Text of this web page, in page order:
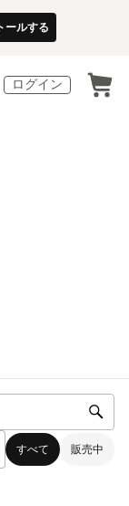
ールする
ログイン
すべて 販売中